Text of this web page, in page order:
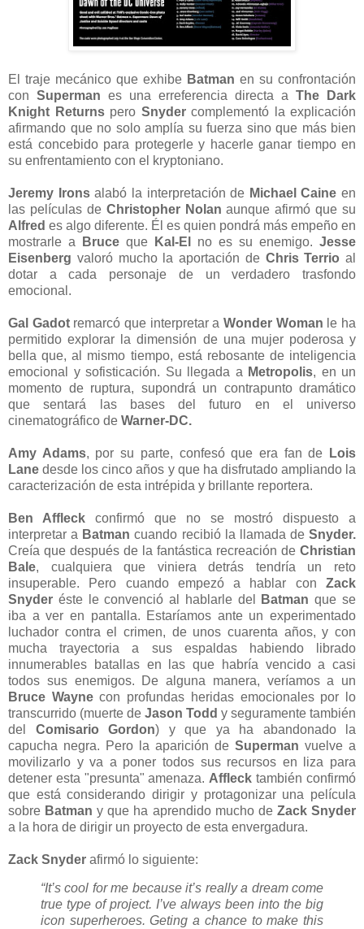
El traje mecánico que exhibe Batman en su confrontación
con Superman es una erreferencia directa a The Dark
Knight Returnspero Snydercomplementó la explicación
afirmando que no solo amplía su fuerza sino que más bien
está concebido para protegerle y hacerle ganar tiempo en
su enfrentamiento con el kryptoniano.
Jeremy Ironsalabó la interpretación de Michael Caine en
las películas de Christopher Nolan aunque afirmó que su
Alfred es algo diferente. Él es quien pondrá más empeño en
mostrarle a
Bruce que Kal-El no es su enemigo. Jesse
Eisenberg valoró mucho la aportación de Chris Terrio al
dotar a cada personaje de un verdadero trasfondo
emocional.
Gal Gadotremarcó que interpretar aWonder Woman le ha
permitido explorar la dimensión de una mujer poderosa y
bella que, al mismo tiempo, está rebosante de inteligencia
emocional y sofisticación. Su llegada a Metropolis, en un
momento de ruptura, supondrá un contrapunto dramático
que sentará las bases del futuro en el universo
cinematográfico de Warner-DC.
Amy Adams, por su parte, confesó que era fan de
Lois
Lane desde los cinco años y que ha disfrutado ampliando la
caracterización de esta intrépida y brillante reportera.
Ben Affleck confirmó que no se mostró dispuesto a
interpretar a Batman cuando recibió la llamada de Snyder.
Creía que después de la fantástica recreación de Christian
Bale, cualquiera que viniera detrás tendría un reto
insuperable. Pero cuando empezó a hablar con Zack
Snyder éste le convenció al hablarle del Batman que se
iba a ver en pantalla. Estaríamos ante un experimentado
luchador contra el crimen, de unos cuarenta años, y con
mucha trayectoria a sus espaldas habiendo librado
innumerables batallas en las que habría vencido a casi
todos sus enemigos. De alguna manera, veríamos a un
Bruce Waynecon profundas heridas emocionales por lo
transcurrido (muerte de Jason Todd y seguramente también
del Comisario Gordon) y que ya ha abandonado la
capucha negra. Pero la aparición de Superman vuelve a
movilizarlo y va a poner todos sus recursos en liza para
detener esta "presunta" amenaza. Affleck también confirmó
que está considerando dirigir y protagonizar una película
sobre Batman y que ha aprendido mucho de Zack Snyder
a la hora de dirigir un proyecto de esta envergadura.
Zack Snyder afirmó lo siguiente:
“It’s cool for me because it’s really a dream come
true type of project. I’ve always been into the big
icon superheroes. Geting a chance to make this